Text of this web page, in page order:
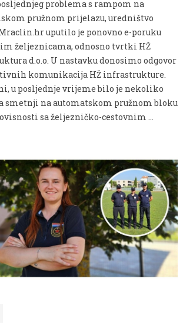
problema s rampom na
pružnom prijelazu, uredništvo
uputilo je ponovno e-poruku
željeznicama, odnosno tvrtki HŽ
d.o.o. U nastavku donosimo odgovor
komunikacija HŽ infrastrukture.
u posljednje vrijeme bilo je nekoliko
smetnji na automatskom pružnom bloku
sa željezničko-cestovnim …